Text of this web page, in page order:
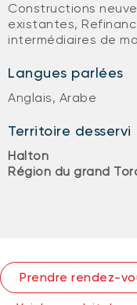
Constructions
existantes,
intermédiaires de
Langues parlées
Anglais, Arabe
Territoire desservi
Halton
Région du grand
Prendre rendez-